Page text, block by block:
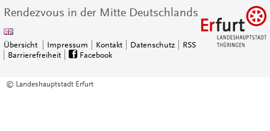
Rendezvous in der Mitte Deutschlands
Übersicht Impressum Kontakt Datenschutz
RSS
Barrierefreiheit
Facebook
© Landeshauptstadt Erfurt